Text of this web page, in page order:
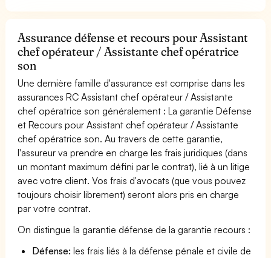
Assurance défense et recours pour Assistant
chef opérateur / Assistante chef opératrice
son
Une dernière famille d'assurance est comprise dans les
assurances RC Assistant chef opérateur / Assistante
chef opératrice son généralement : La garantie Défense
et Recours pour Assistant chef opérateur / Assistante
chef opératrice son. Au travers de cette garantie,
l'assureur va prendre en charge les frais juridiques (dans
un montant maximum défini par le contrat), lié à un litige
avec votre client. Vos frais d'avocats (que vous pouvez
toujours choisir librement) seront alors pris en charge
par votre contrat.
On distingue la garantie défense de la garantie recours :
Défense: les frais liés à la défense pénale et civile de